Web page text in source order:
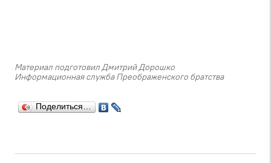
Материал подготовил Дмитрий Дорошко
Информационная служба Преображенского братства
Поделиться…